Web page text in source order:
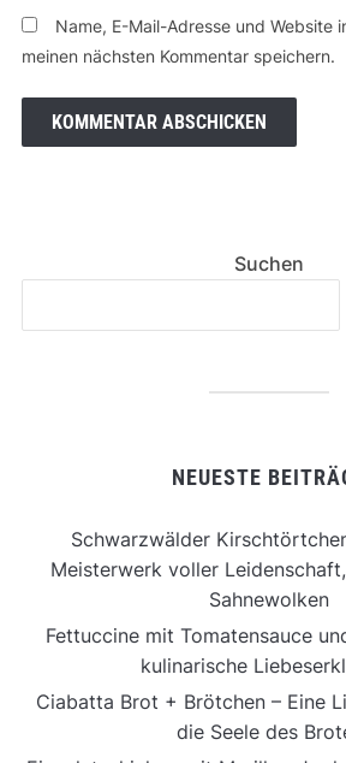
Name, E-Mail-Adresse und Website
meinen nächsten Kommentar speichern.
Suchen
NEUESTE
Schwarzwälder
Meisterwerk voller
Sahnewolken
Fettuccine mit Tomatensauce
kulinarische
Ciabatta Brot + Brötchen – Eine
die Seele des